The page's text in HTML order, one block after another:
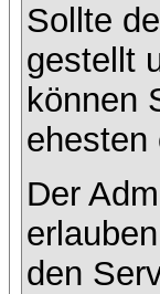
Sollte
gestellt
können
ehesten
Der
den